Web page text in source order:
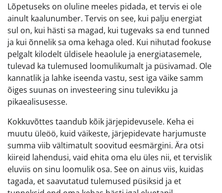
Lõpetuseks on oluline meeles pidada, et tervis ei ole
ainult kaalunumber. Tervis on see, kui palju energiat
sul on, kui hästi sa magad, kui tugevaks sa end tunned
ja kui õnnelik sa oma kehaga oled. Kui nihutad fookuse
pelgalt kilodelt üldisele heaolule ja energiatasemele,
tulevad ka tulemused loomulikumalt ja püsivamad. Ole
kannatlik ja lahke iseenda vastu, sest iga väike samm
õiges suunas on investeering sinu tulevikku ja
pikaealisusesse.
Kokkuvõttes taandub kõik järjepidevusele. Keha ei
muutu üleöö, kuid väikeste, järjepidevate harjumuste
summa viib vältimatult soovitud eesmärgini. Ära otsi
kiireid lahendusi, vaid ehita oma elu üles nii, et tervislik
eluviis on sinu loomulik osa. See on ainus viis, kuidas
tagada, et saavutatud tulemused püsiksid ja et